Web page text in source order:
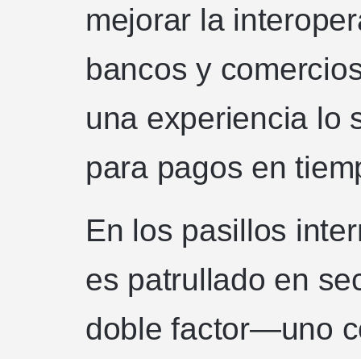
mejorar la
bancos y
una experiencia lo
para pagos en
En los pasillos
es patrullado en
doble factor—uno